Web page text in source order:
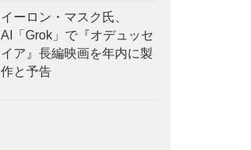
イーロン・マスク氏、
AI「Grok」で『オデュッセ
イア』長編映画を年内に製
作と予告